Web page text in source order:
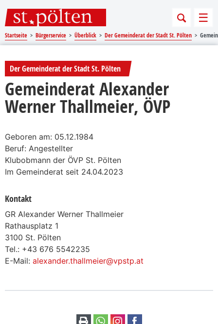
Startseite Bürgerservice Überblick Der Gemeinderat der Stadt St. Pölten
Der Gemeinderat der Stadt St. Pölten
Gemeinderat Alexander
Werner Thallmeier, ÖVP
Geboren am: 05.12.1984
Beruf: Angestellter
Klubobmann der ÖVP St. Pölten
Im Gemeinderat seit 24.04.2023
Kontakt
GR Alexander Werner Thallmeier
Rathausplatz 1
3100 St. Pölten
Tel.: +43 676 5542235
E-Mail: alexander.thallmeier@vpstp.at